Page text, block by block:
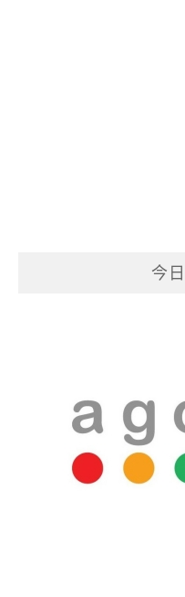
今